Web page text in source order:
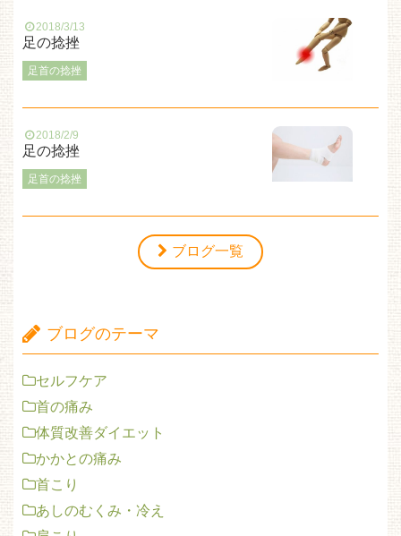
2018/3/13
足の捻挫
足首の捻挫
2018/2/9
足の捻挫
足首の捻挫
ブログ一覧
ブログのテーマ
セルフケア
首の痛み
体質改善ダイエット
かかとの痛み
首こり
あしのむくみ・冷え